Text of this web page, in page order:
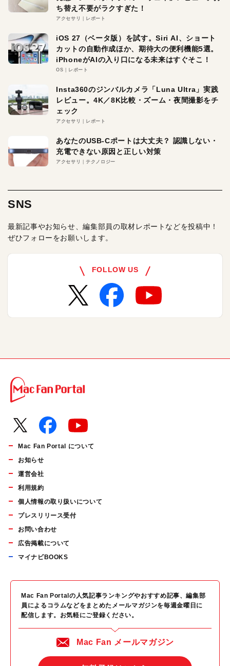
ち替え不要がラクすぎた！
アクセサリ レポート
iOS 27（ベータ版）を試す。Siri AI、ショート
カットの自動作成ほか、期待大の便利機能5選。
iPhoneがAIの入り口になる未来はすぐそこ！
OS レポート
Insta360のジンバルカメラ「Luna Ultra」実践
レビュー。4K／8K比較・ズーム・夜間撮影をチ
ェック
アクセサリ レポート
あなたのUSB-Cポートは大丈夫？ 認識しない・
充電できない原因と正しい対策
アクセサリ テクノロジー
SNS
最新記事やお知らせ、編集部員の取材レポートなどを投稿中！
ぜひフォローをお願いします。
FOLLOW US
Mac Fan Portal について
お知らせ
運営会社
利用規約
個人情報の取り扱いについて
プレスリリース受付
お問い合わせ
広告掲載について
マイナビBOOKS
Mac Fan Portalの人気記事ランキングやおすすめ記事、編集部
員によるコラムなどをまとめたメールマガジンを毎週金曜日に
配信します。お気軽にご登録ください。
Mac Fan メールマガジン